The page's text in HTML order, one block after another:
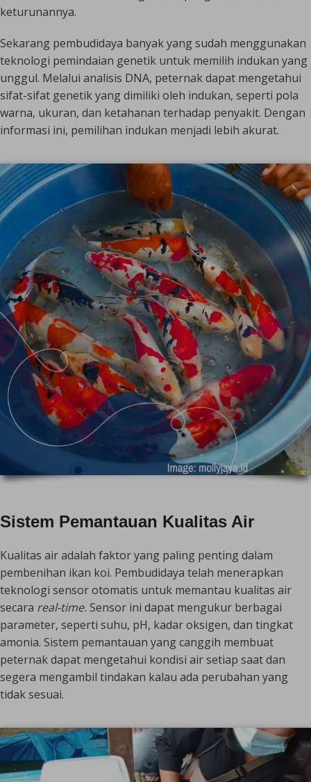
keturunannya.
Sekarang pembudidaya banyak yang sudah menggunakan
teknologi pemindaian genetik untuk memilih indukan yang
unggul. Melalui analisis DNA, peternak dapat mengetahui
sifat-sifat genetik yang dimiliki oleh indukan, seperti pola
warna, ukuran, dan ketahanan terhadap penyakit. Dengan
informasi ini, pemilihan indukan menjadi lebih akurat.
Sistem Pemantauan Kualitas Air
Kualitas air adalah faktor yang paling penting dalam
pembenihan ikan koi. Pembudidaya telah menerapkan
teknologi sensor otomatis untuk memantau kualitas air
secara real-time. Sensor ini dapat mengukur berbagai
parameter, seperti suhu, pH, kadar oksigen, dan tingkat
amonia. Sistem pemantauan yang canggih membuat
peternak dapat mengetahui kondisi air setiap saat dan
segera mengambil tindakan kalau ada perubahan yang
tidak sesuai.